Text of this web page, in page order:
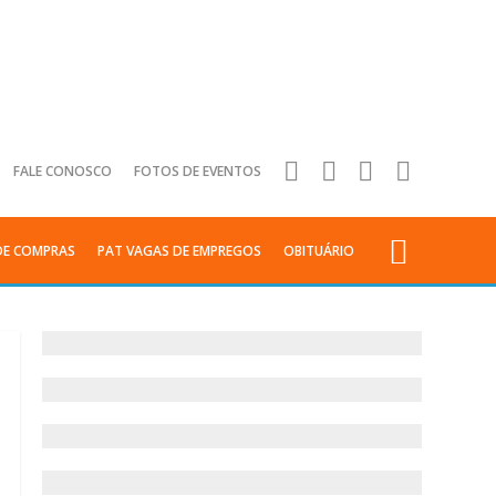
FALE CONOSCO FOTOS DE EVENTOS
COMPRAS PAT VAGAS DE EMPREGOS OBITUÁRIO